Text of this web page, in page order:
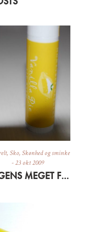
, Sko, Skønhed og sminke
-23 okt 2009
DAGENS MEGET FORNUFTIGE INDKØB